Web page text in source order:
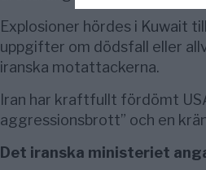
Explosioner hördes i Kuwait
uppgifter om dödsfall eller
iranska motattackerna.
Iran har kraftfullt fördömt
aggressionsbrott” och en
Det iranska ministeriet